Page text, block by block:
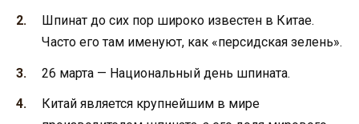
Шпинат до сих пор широко известен в Китае.
Часто его там именуют, как «персидская зелень».
26 марта — Национальный день шпината.
Китай является крупнейшим в мире